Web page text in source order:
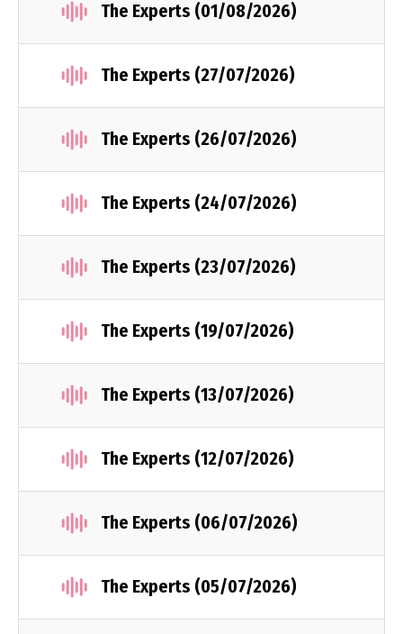
The Experts (01/08/2026)
The Experts (27/07/2026)
The Experts (26/07/2026)
The Experts (24/07/2026)
The Experts (23/07/2026)
The Experts (19/07/2026)
The Experts (13/07/2026)
The Experts (12/07/2026)
The Experts (06/07/2026)
The Experts (05/07/2026)